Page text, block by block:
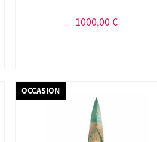
1000,00 €
OCCASION